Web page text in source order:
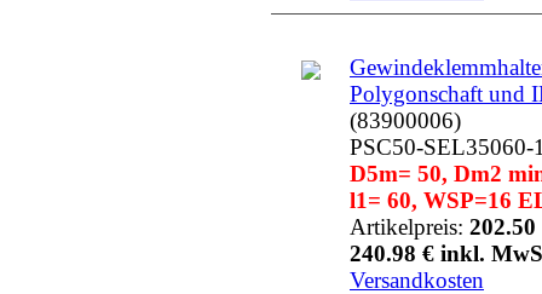
Polygonschaft und
(83900006)
PSC50-SEL35060-
D5m= 50, Dm2
l1= 60, WSP=16
Artikelpreis:
240.98 € inkl.
Versandkosten